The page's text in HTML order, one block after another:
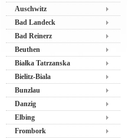
Auschwitz
Bad Landeck
Bad Reinerz
Beuthen
Białka Tatrzanska
Bielitz-Biala
Bunzlau
Danzig
Elbing
Frombork